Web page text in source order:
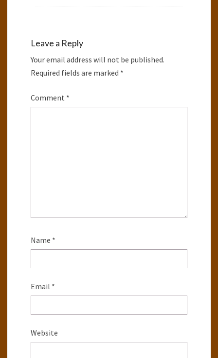
Leave a Reply
Your email address will not be published.
Required fields are marked *
Comment *
Name *
Email *
Website